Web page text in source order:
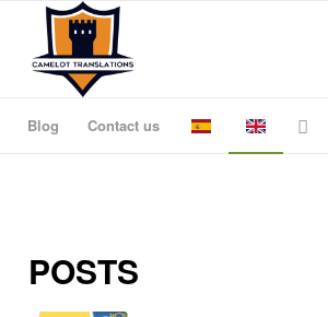
Blog Contact us
POSTS